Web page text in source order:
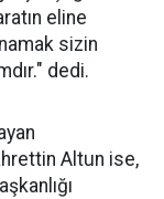
eline
sizin
dedi.
Altun ise,